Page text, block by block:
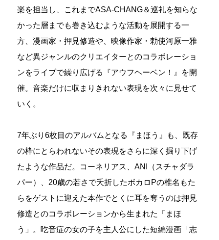
楽を担当し、これまでASA-CHANG＆巡礼を知らな
かった層までも巻き込むような活動を展開する一
方、漫画家・押見修造や、映像作家・勅使河原一雅
など異ジャンルのクリエイターとのコラボレーショ
ンをライブで繰り広げる『アウフヘーベン！』を開
催。音楽だけに収まりきれない表現を次々に見せて
いく。
7年ぶり6枚目のアルバムとなる『まほう』も、既存
の枠にとらわれないその表現をさらに深く掘り下げ
たような作品だ。コーネリアス、ANI（スチャダラ
パー）、20歳の若さで夭折したボカロPの椎名もた
らをゲストに迎えた本作でとくに耳を奪うのは押見
修造とのコラボレーションから生まれた「まほ
う」。吃音症の女の子を主人公にした短編漫画「志